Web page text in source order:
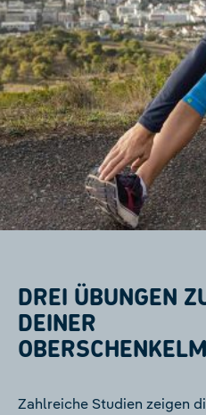
DREI ÜBUNGEN
DEINER
Zahlreiche Studien zeigen